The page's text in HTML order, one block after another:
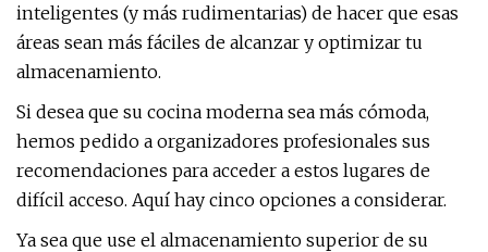
inteligentes (y más rudimentarias) de hacer que esas
áreas sean más fáciles de alcanzar y optimizar tu
almacenamiento.
Si desea que su cocina moderna sea más cómoda,
hemos pedido a organizadores profesionales sus
recomendaciones para acceder a estos lugares de
difícil acceso. Aquí hay cinco opciones a considerar.
Ya sea que use el almacenamiento superior de su